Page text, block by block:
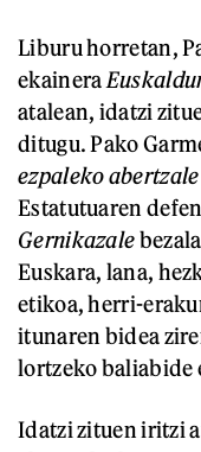
Liburu horretan,
ekainera
atalean, idatzi
ditugu. Pako
ezpaleko abertzale
Estatutuaren
Gernikazale
Euskara, lana,
etikoa, herri-
itunaren bidea
lortzeko baliabide
Idatzi zituen iritzi